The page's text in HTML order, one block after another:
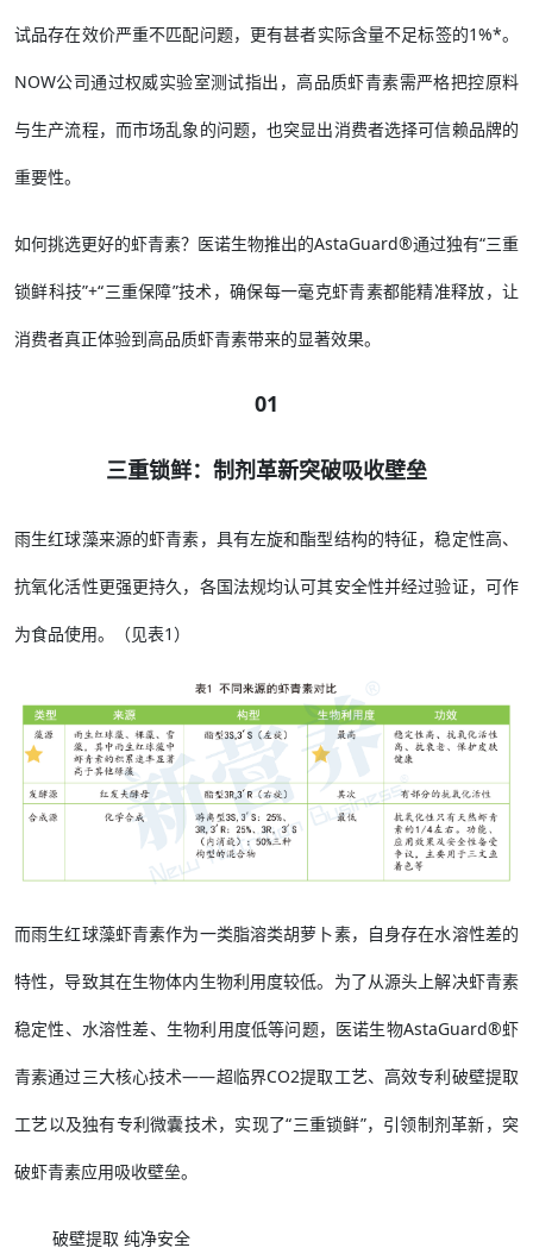
试品存在效价严重不匹配问题，更有甚者实际含量不足标签的1%*。
NOW公司通过权威实验室测试指出，高品质虾青素需严格把控原料
与生产流程，而市场乱象的问题，也突显出消费者选择可信赖品牌的
重要性。
如何挑选更好的虾青素？医诺生物推出的AstaGuard®通过独有“三重
锁鲜科技”+“三重保障”技术，确保每一毫克虾青素都能精准释放，让
消费者真正体验到高品质虾青素带来的显著效果。
01
三重锁鲜：制剂革新突破吸收壁垒
雨生红球藻来源的虾青素，具有左旋和酯型结构的特征，稳定性高、
抗氧化活性更强更持久，各国法规均认可其安全性并经过验证，可作
为食品使用。（见表1）
而雨生红球藻虾青素作为一类脂溶类胡萝卜素，自身存在水溶性差的
特性，导致其在生物体内生物利用度较低。为了从源头上解决虾青素
稳定性、水溶性差、生物利用度低等问题，医诺生物AstaGuard®虾
青素通过三大核心技术——超临界CO2提取工艺、高效专利破壁提取
工艺以及独有专利微囊技术，实现了“三重锁鲜”，引领制剂革新，突
破虾青素应用吸收壁垒。
破壁提取 纯净安全